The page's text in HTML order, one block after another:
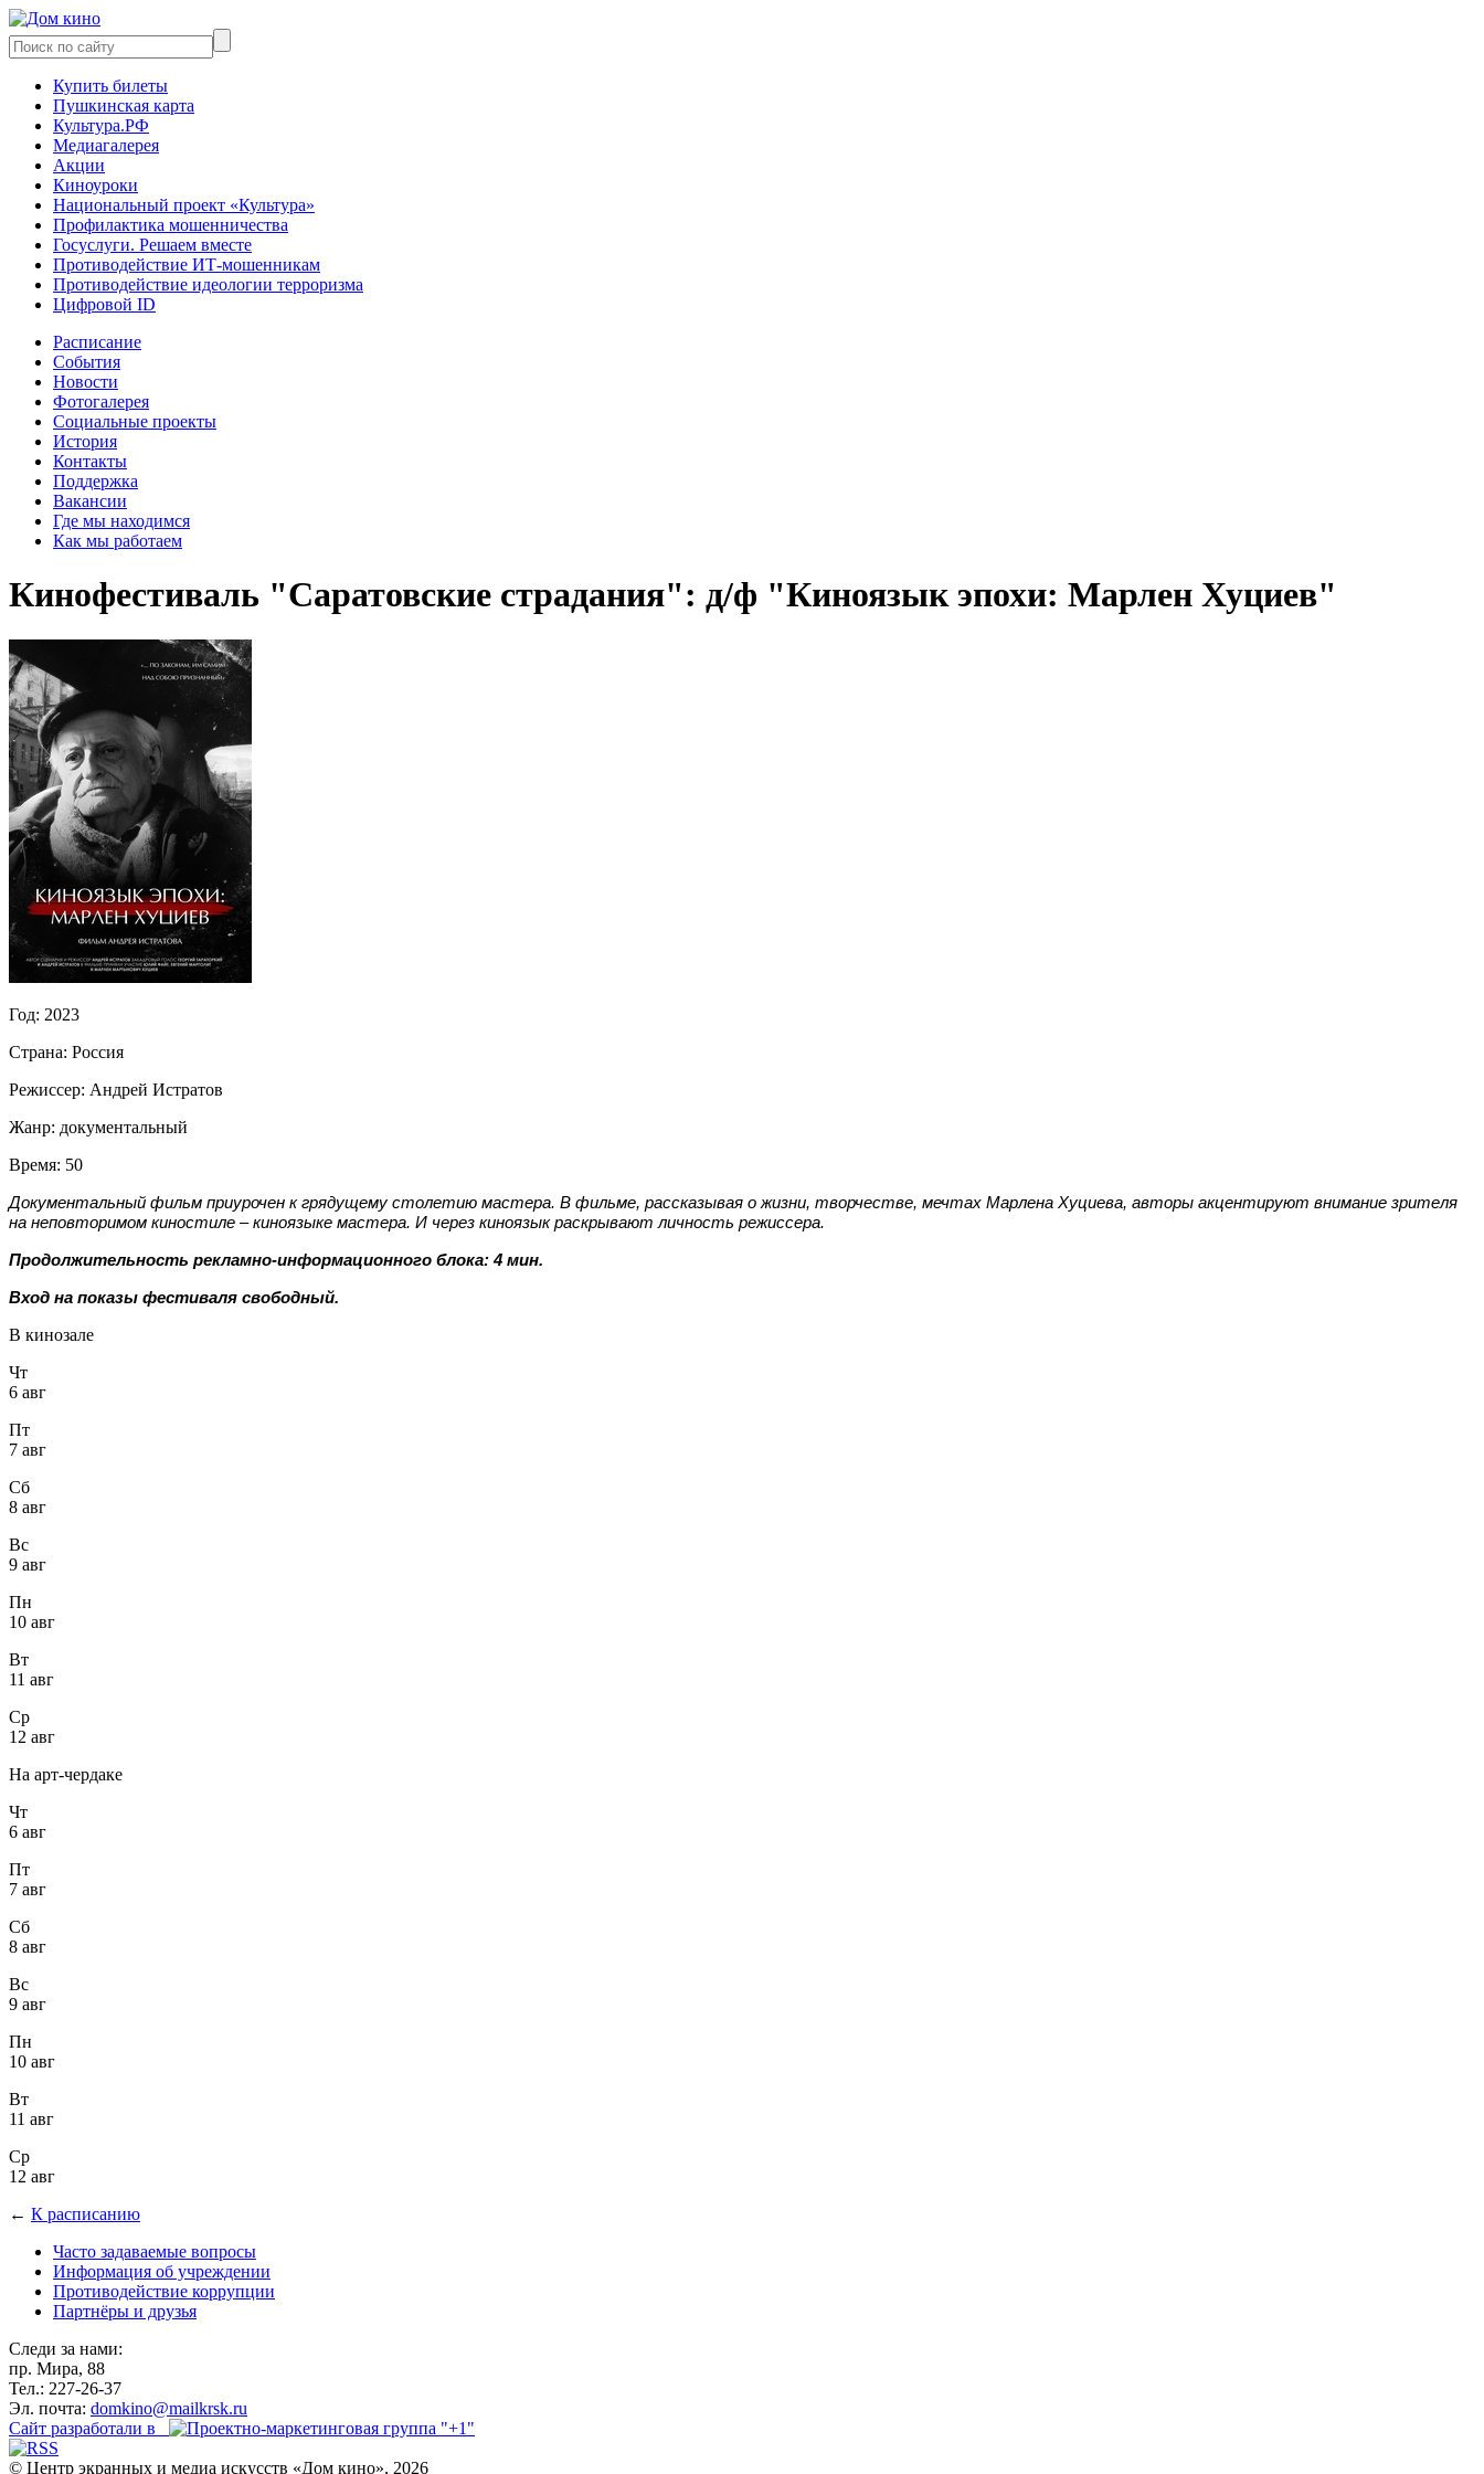
Купить билеты
Пушкинская карта
Культура.РФ
Медиагалерея
Акции
Киноуроки
Национальный проект «Культура»
Профилактика мошенничества
Госуслуги. Решаем вместе
Противодействие ИТ-мошенникам
Противодействие идеологии терроризма
Цифровой ID
Расписание
События
Новости
Фотогалерея
Социальные проекты
История
Контакты
Поддержка
Вакансии
Где мы находимся
Как мы работаем
Кинофестиваль "Саратовские страдания": д/ф "Киноязык эпохи: Марлен Хуциев"
Год: 2023
Страна: Россия
Режиссер: Андрей Истратов
Жанр: документальный
Время: 50
Документальный фильм приурочен к грядущему столетию мастера. В фильме, рассказывая о жизни, творчестве, мечтах Марлена Хуциева, авторы акцентируют внимание зрителя
на неповторимом киностиле – киноязыке мастера. И через киноязык раскрывают личность режиссера.
Продолжительность рекламно-информационного блока: 4 мин.
Вход на показы фестиваля свободный.
В кинозале
Чт
6 авг
Пт
7 авг
Сб
8 авг
Вс
9 авг
Пн
10 авг
Вт
11 авг
Ср
12 авг
На арт-чердаке
Чт
6 авг
Пт
7 авг
Сб
8 авг
Вс
9 авг
Пн
10 авг
Вт
11 авг
Ср
12 авг
← К расписанию
Часто задаваемые вопросы
Информация об учреждении
Противодействие коррупции
Партнёры и друзья
Следи за нами:
пр. Мира, 88
Тел.: 227-26-37
Эл. почта: domkino@mailkrsk.ru
Сайт разработали в
© Центр экранных и медиа искусств «Дом кино», 2026